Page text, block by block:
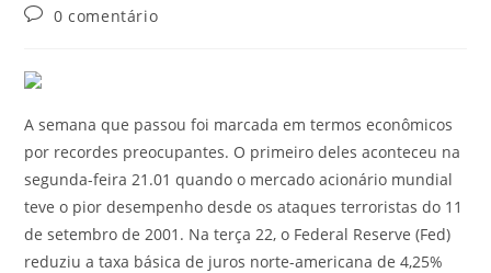
0 comentário
A semana que passou foi marcada em termos econômicos
por recordes preocupantes. O primeiro deles aconteceu na
segunda-feira 21.01 quando o mercado acionário mundial
teve o pior desempenho desde os ataques terroristas do 11
de setembro de 2001. Na terça 22, o Federal Reserve (Fed)
reduziu a taxa básica de juros norte-americana de 4,25%